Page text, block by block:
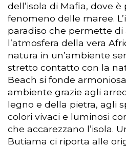
dell’isola di Mafia, dove
fenomeno delle maree.
paradiso che permette di
l’atmosfera della vera
natura in un’ambiente
stretto contatto con la
Beach si fonde
ambiente grazie agli
legno e della pietra, agli
colori vivaci e luminosi
che accarezzano l’isola.
Butiama ci riporta alle